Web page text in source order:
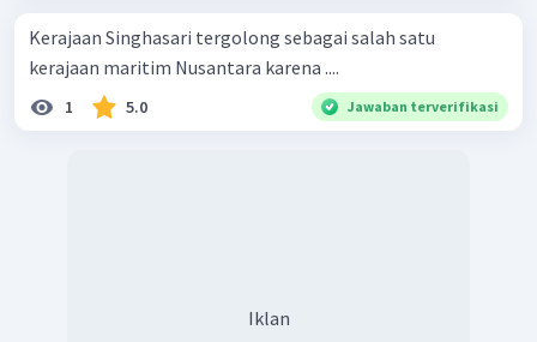
Kerajaan Singhasari tergolong sebagai salah satu
kerajaan maritim Nusantara karena ....
1 5.0 Jawaban terverifikasi
Iklan